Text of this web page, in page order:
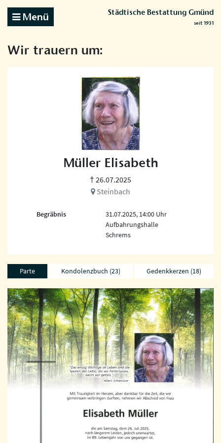
Menü Städtische Bestattung Gmünd
seit 1931
Wir trauern um:
Müller Elisabeth
† 26.07.2025
Steinbach
Begräbnis
31.07.2025, 14:00 Uhr
Aufbahrungshalle
Schrems
Parte Kondolenzbuch (23) Gedenkkerzen (18)